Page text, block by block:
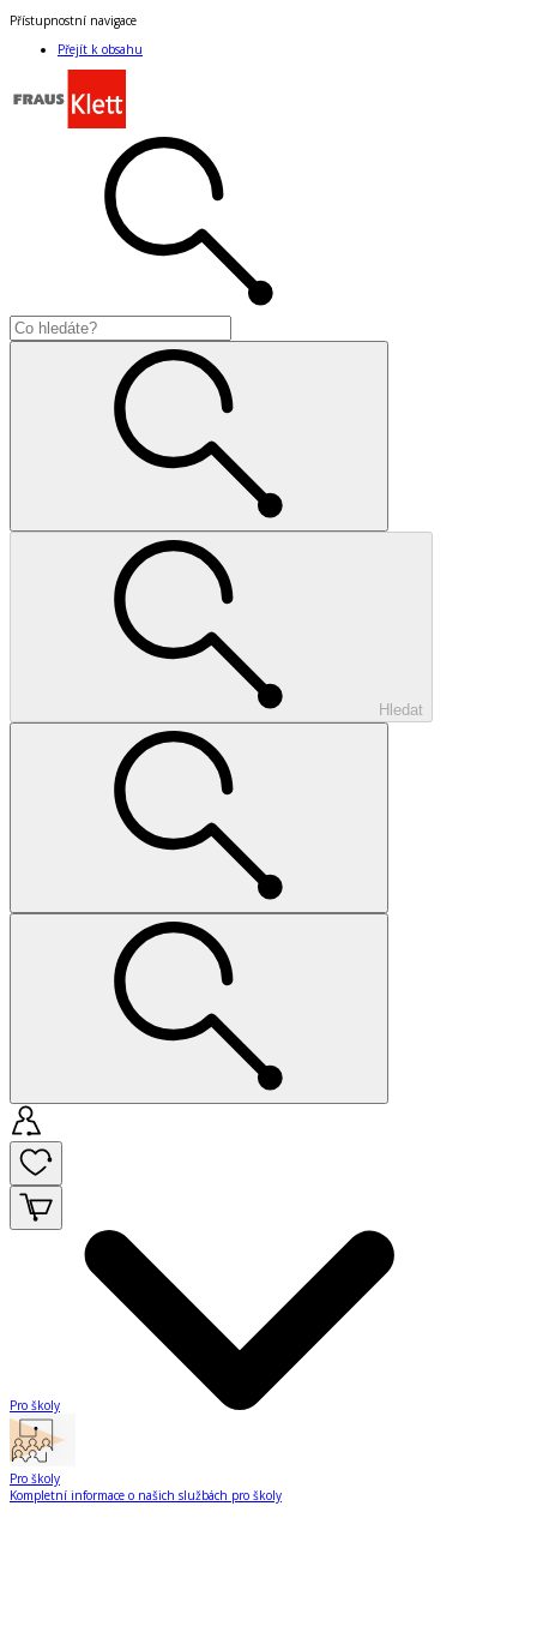
Přístupnostní navigace
Přejít k obsahu
Hledat
Pro školy
Pro školy
Kompletní informace o našich službách pro školy